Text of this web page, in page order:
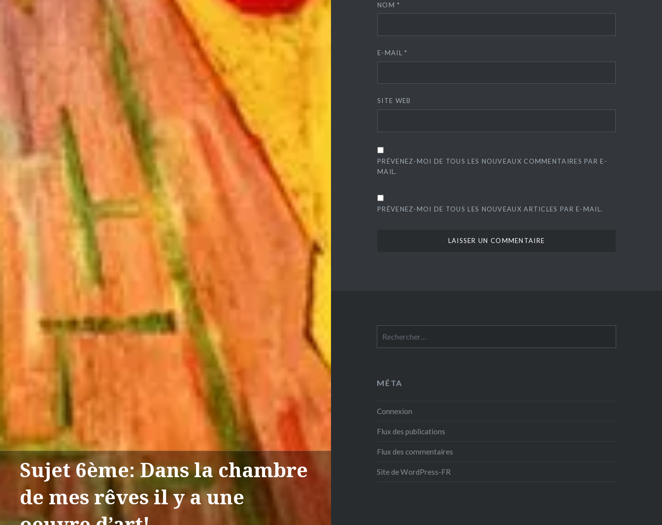
Sujet 6ème: Dans la chambre
de mes rêves il y a une
NOM*
E-MAIL*
SITE WEB
PRÉVENEZ-MOI DE TOUS LES NOUVEAUX COMMENTAIRES PAR E-
MAIL.
PRÉVENEZ-MOI DE TOUS LES NOUVEAUX ARTICLES PAR E-MAIL.
MÉTA
Connexion
Flux des publications
Flux des commentaires
Site de WordPress-FR